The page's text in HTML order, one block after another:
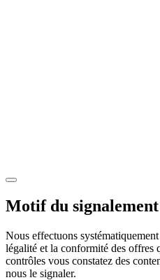
Motif du signalement
Nous effectuons
légalité et la conformité des offres
contrôles vous constatez des
nous le signaler.